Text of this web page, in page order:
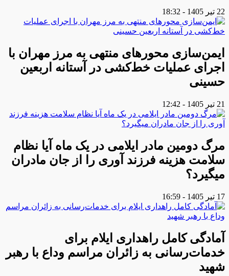
22 تیر 1405 - 18:32
ایمن‌سازی محورهای منتهی به مرز مهران با
اجرای عملیات خط‌کشی در آستانه اربعین
حسینی
21 تیر 1405 - 12:42
مرگ دومین مادر ایلامی در یک ماه آیا نظام
سلامت هزینه فرزند آوری را از جان مادران
میگیرد؟
17 تیر 1405 - 16:59
آمادگی کامل راهداری ایلام برای
خدمات‌رسانی به زائران مراسم وداع با رهبر
شهید